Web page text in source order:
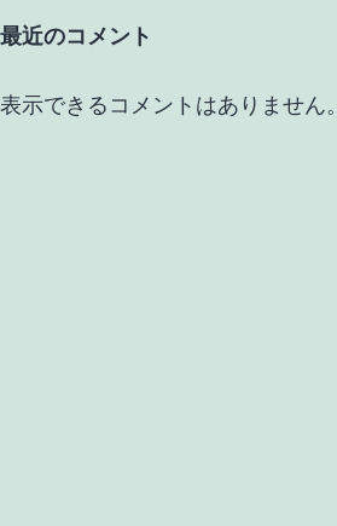
最近のコメント
表示できるコメントはありません。